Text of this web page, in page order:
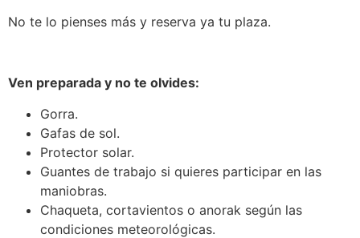
No te lo pienses más y reserva ya tu plaza.
Ven preparada y no te olvides:
Gorra.
Gafas de sol.
Protector solar.
Guantes de trabajo si quieres participar en las
maniobras.
Chaqueta, cortavientos o anorak según las
condiciones meteorológicas.